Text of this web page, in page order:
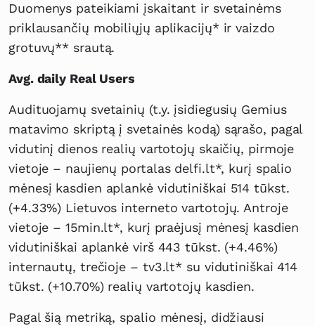
Duomenys pateikiami įskaitant ir svetainėms
priklausančių mobiliųjų aplikacijų* ir vaizdo
grotuvų** srautą.
Avg. daily Real Users
Audituojamų svetainių (t.y. įsidiegusių Gemius
matavimo skriptą į svetainės kodą) sąrašo, pagal
vidutinį dienos realių vartotojų skaičių, pirmoje
vietoje – naujienų portalas delfi.lt*, kurį spalio
mėnesį kasdien aplankė vidutiniškai 514 tūkst.
(+4.33%) Lietuvos interneto vartotojų. Antroje
vietoje – 15min.lt*, kurį praėjusį mėnesį kasdien
vidutiniškai aplankė virš 443 tūkst. (+4.46%)
internautų, trečioje – tv3.lt* su vidutiniškai 414
tūkst. (+10.70%) realių vartotojų kasdien.
Pagal šią metriką, spalio mėnesį, didžiausi